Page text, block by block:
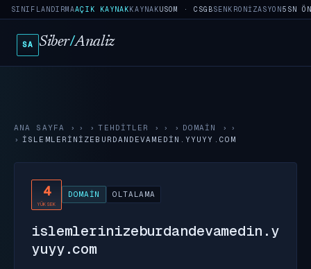
SINIFLANDIRMAAÇIK KAYNAKKAYNAKUSOM · CSGBSENKRONIZASYON5SN
SA Siber/Analiz
ANA SAYFA › TEHDITLER › DOMAIN
›
ISLEMLERINIZEBURDANDEVAMEDIN.YYUYY.COM
4
YÜKSEK
DOMAIN OLTALAMA
islemlerinizeburdandevamedin.y
yuyy.com